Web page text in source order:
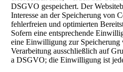
DSGVO gespeichert. Der
Interesse an der Speicherung von
fehlerfreien und optimierten
Sofern eine entsprechende
eine Einwilligung zur
Verarbeitung ausschließlich auf
a DSGVO; die Einwilligung ist